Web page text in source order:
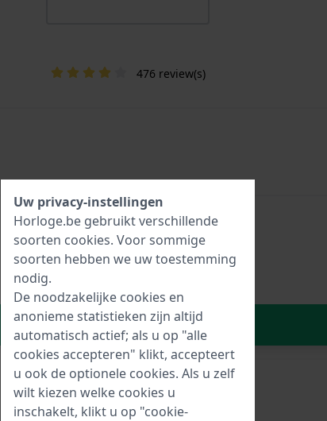
476 review(s)
In Winkelwagen
Uw privacy-instellingen
Horloge.be gebruikt verschillende
soorten cookies. Voor sommige
soorten hebben we uw toestemming
nodig.
De noodzakelijke cookies en
anonieme statistieken zijn altijd
automatisch actief; als u op "alle
cookies accepteren" klikt, accepteert
u ook de optionele cookies. Als u zelf
wilt kiezen welke cookies u
inschakelt, klikt u op "cookie-